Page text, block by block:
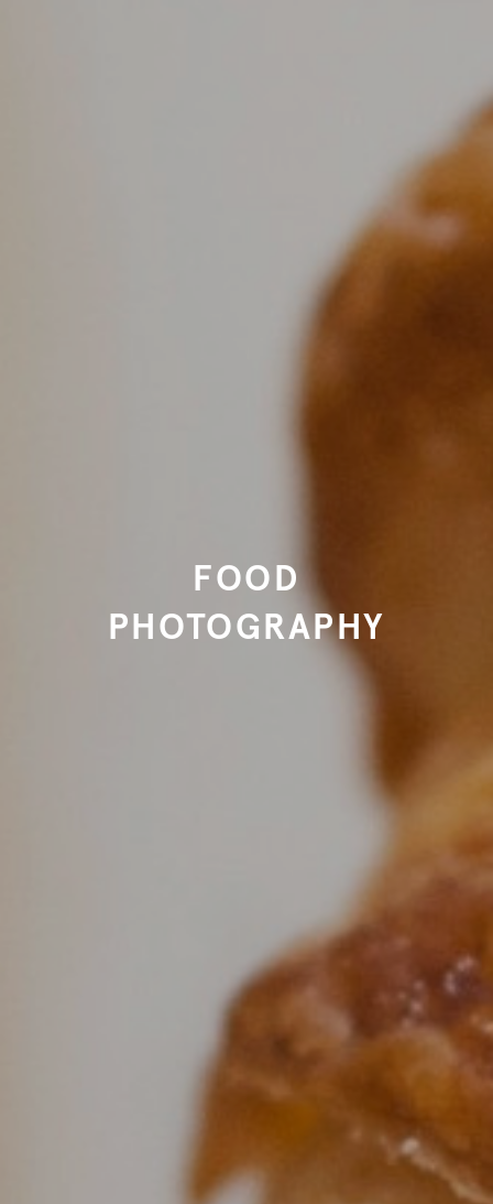
FOOD
PHOTOGRAPHY